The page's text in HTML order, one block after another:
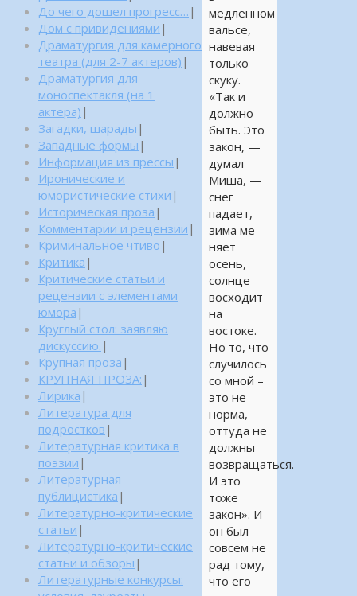
медленном
вальсе,
навевая
только
скуку.
«Так и
должно
быть. Это
закон, —
думал
Миша, —
снег
падает,
зима ме-
няет
осень,
солнце
восходит
на
востоке.
Но то, что
случилось
со мной –
это не
норма,
оттуда не
должны
возвращаться.
И это
тоже
закон». И
он был
совсем не
рад тому,
что его
До чего дошел прогресс… |
Дом с привидениями |
Драматургия для камерного
театра (для 2-7 актеров) |
Драматургия для
моноспектакля (на 1
актера) |
Загадки, шарады |
Западные формы |
Информация из прессы |
Иронические и
юмористические стихи |
Историческая проза |
Комментарии и рецензии |
Криминальное чтиво |
Критика |
Критические статьи и
рецензии с элементами
юмора |
Круглый стол: заявляю
дискуссию. |
Крупная проза |
КРУПНАЯ ПРОЗА: |
Лирика |
Литература для
подростков |
Литературная критика в
поэзии |
Литературная
публицистика |
Литературно-критические
статьи |
Литературно-критические
статьи и обзоры |
Литературные конкурсы: